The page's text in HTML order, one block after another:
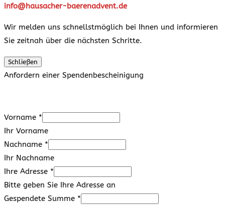
info@hausacher-baerenadvent.de
Wir melden uns schnellstmöglich bei Ihnen und informieren
Sie zeitnah über die nächsten Schritte.
Schließen
Anfordern einer Spendenbescheinigung
Vorname *
Ihr Vorname
Nachname *
Ihr Nachname
Ihre Adresse *
Bitte geben Sie Ihre Adresse an
Gespendete Summe *